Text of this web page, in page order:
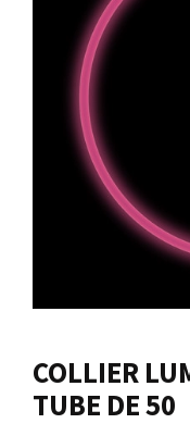
Les plus
FAQ
Nous joindre
Me connecter
Panier
COLLIER
TUBE DE 50